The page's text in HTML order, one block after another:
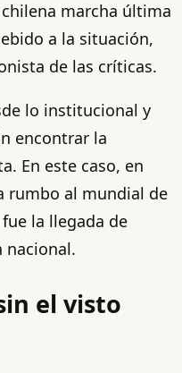
marcha última
a la situación,
de las críticas.
lo institucional y
encontrar la
En este caso, en
rumbo al mundial de
la llegada de
nacional.
el visto